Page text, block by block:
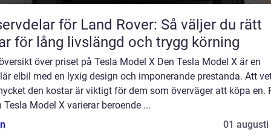
för Land Rover: Så väljer du rätt
för lång livslängd och trygg körning
över priset på Tesla Model X Den Tesla Model X är en
elbil med en lyxig design och imponerande prestanda. Att
den kostar är viktigt för dem som överväger att köpa en.
Tesla Model X varierar beroende ...
01 augusti